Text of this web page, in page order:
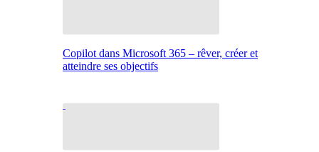
Copilot dans Microsoft 365 – rêver, créer et
atteindre ses objectifs